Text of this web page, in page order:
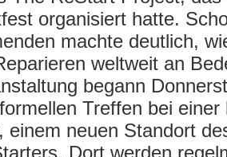
organisiert hatte.
machte deutlich,
weltweit an
begann
Treffen bei einer
einem neuen Standort
Dort werden